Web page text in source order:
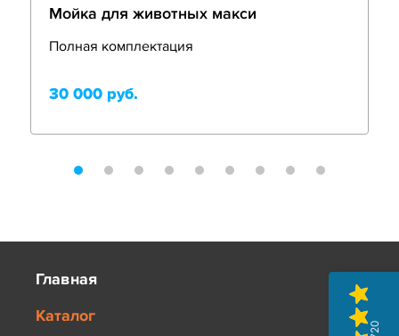
Мойка для животных макси
Полная комплектация
30 000 руб.
Главная
Каталог